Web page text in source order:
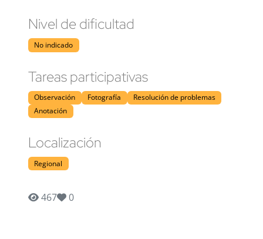
Nivel de dificultad
No indicado
Tareas participativas
Observación Fotografía
Resolución de problemas
Anotación
Localización
Regional
467 0